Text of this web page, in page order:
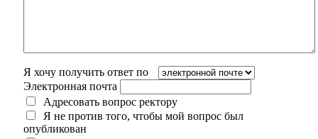
Я хочу получить ответ по
Электронная почта
Адресовать вопрос ректору
Я не против того, чтобы мой вопрос был
опубликован